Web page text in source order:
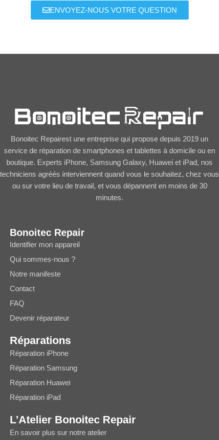
ENVOYEZ-NOUS VOTRE QUESTION
Bonoitec Repairest une entreprise qui propose depuis 2019 un
service de réparation de smartphones et tablettes à domicile ou en
boutique. Experts iPhone, Samsung Galaxy, Huawei et iPad, nos
techniciens agréés interviennent quand vous le souhaitez, chez vous
ou sur votre lieu de travail, et vous dépannent en moins de 30
minutes.
Bonoitec Repair
Identifier mon appareil
Qui sommes-nous ?
Notre manifeste
Contact
FAQ
Devenir réparateur
Réparations
Réparation iPhone
Réparation Samsung
Réparation Huawei
Réparation iPad
L’Atelier Bonoitec Repair
En savoir plus sur notre atelier